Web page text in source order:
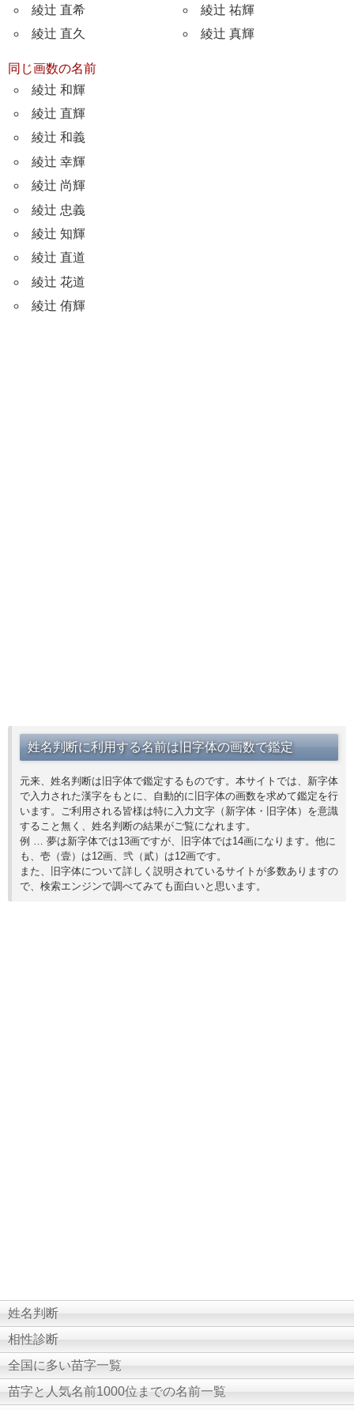
綾辻 直希
綾辻 直久
綾辻 祐輝
綾辻 真輝
同じ画数の名前
綾辻 和輝
綾辻 直輝
綾辻 和義
綾辻 幸輝
綾辻 尚輝
綾辻 忠義
綾辻 知輝
綾辻 直道
綾辻 花道
綾辻 侑輝
姓名判断に利用する名前は旧字体の画数で鑑定
元来、姓名判断は旧字体で鑑定するものです。本サイトでは、新字体
で入力された漢字をもとに、自動的に旧字体の画数を求めて鑑定を行
います。ご利用される皆様は特に入力文字（新字体・旧字体）を意識
すること無く、姓名判断の結果がご覧になれます。
例 … 夢は新字体では13画ですが、旧字体では14画になります。他に
も、壱（壹）は12画、弐（貳）は12画です。
また、旧字体について詳しく説明されているサイトが多数ありますの
で、検索エンジンで調べてみても面白いと思います。
姓名判断
相性診断
全国に多い苗字一覧
苗字と人気名前1000位までの名前一覧